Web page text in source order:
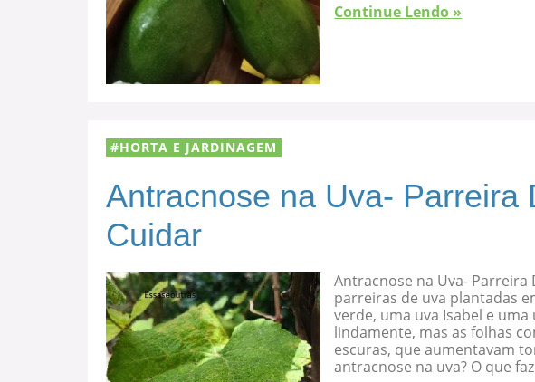
Continue Lendo »
HORTA E JARDINAGEM
Antracnose na Uva- Parreira
Cuidar
Antracnose na Uva-
parreiras de uva plantadas
verde, uma uva Isabel e
lindamente, mas as folhas
escuras, que aumentavam
antracnose na uva? O que